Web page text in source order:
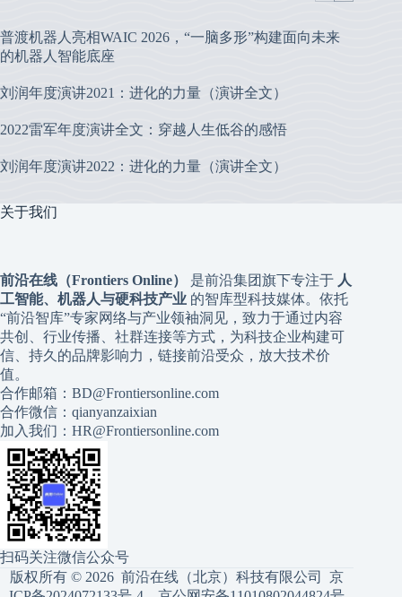
普渡机器人亮相WAIC 2026，“一脑多形”构建面向未来
的机器人智能底座
刘润年度演讲2021：进化的力量（演讲全文）
2022雷军年度演讲全文：穿越人生低谷的感悟
刘润年度演讲2022：进化的力量（演讲全文）
关于我们
前沿在线（Frontiers Online） 是前沿集团旗下专注于 人
工智能、机器人与硬科技产业 的智库型科技媒体。依托
“前沿智库”专家网络与产业领袖洞见，致力于通过内容
共创、行业传播、社群连接等方式，为科技企业构建可
信、持久的品牌影响力，链接前沿受众，放大技术价
值。
合作邮箱：BD@Frontiersonline.com
合作微信：qianyanzaixian
加入我们：HR@Frontiersonline.com
扫码关注微信公众号
版权所有 © 2026 前沿在线（北京）科技有限公司京